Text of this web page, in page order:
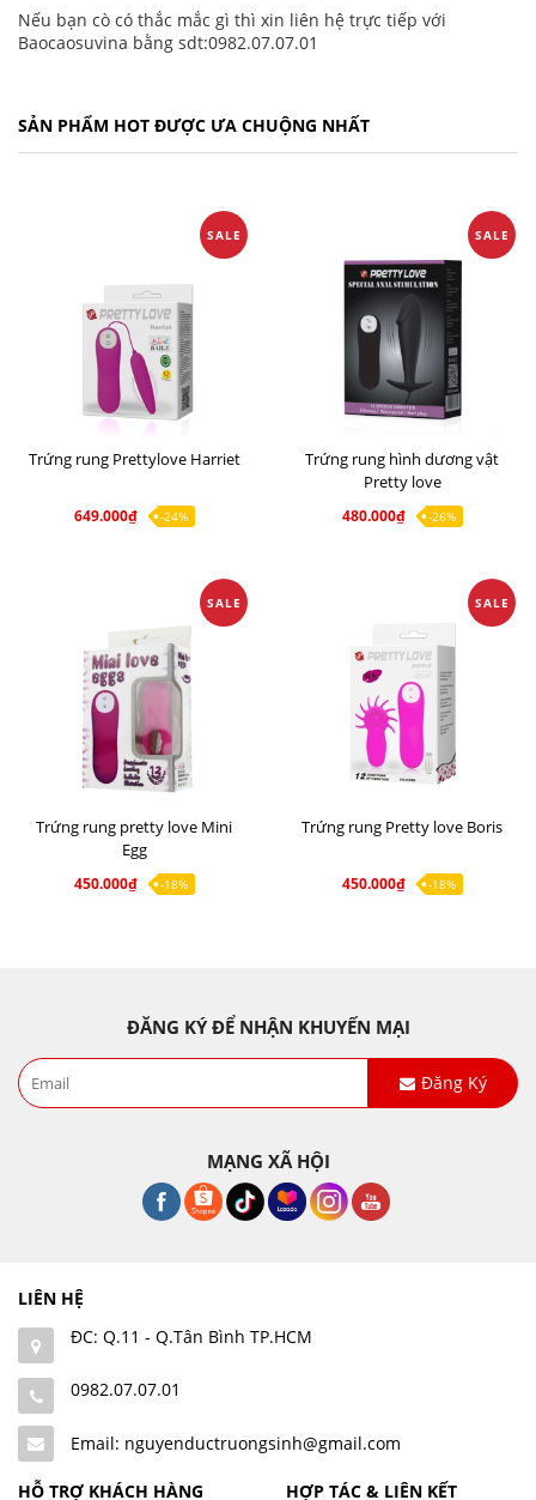
Nếu bạn cò có thắc mắc gì thì xin liên hệ trực tiếp với
Baocaosuvina bằng sdt:0982.07.07.01
SẢN PHẨM HOT ĐƯỢC ƯA CHUỘNG NHẤT
SALE
Trứng rung Prettylove Harriet
649.000₫ -24%
SALE
Trứng rung hình dương vật
Pretty love
480.000₫ -26%
SALE
Trứng rung pretty love Mini
Egg
450.000₫ -18%
SALE
Trứng rung Pretty love Boris
450.000₫ -18%
ĐĂNG KÝ ĐỂ NHẬN KHUYẾN MẠI
Đăng Ký
MẠNG XÃ HỘI
LIÊN HỆ
ĐC: Q.11 - Q.Tân Bình TP.HCM
0982.07.07.01
Email: nguyenductruongsinh@gmail.com
HỖ TRỢ KHÁCH HÀNG HỢP TÁC & LIÊN KẾT